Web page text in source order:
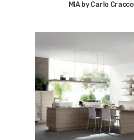
MIA by Carlo Cracco